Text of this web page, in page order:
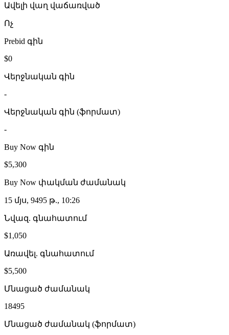
Ավելի վաղ վաճառված
Ոչ
Prebid գին
$0
Վերջնական գին
-
Վերջնական գին (ֆորմատ)
-
Buy Now գին
$5,300
Buy Now փակման ժամանակ
15 մյս, 9495 թ., 10:26
Նվազ. գնահատում
$1,050
Առավել. գնահատում
$5,500
Մնացած ժամանակ
18495
Մնացած ժամանակ (ֆորմատ)